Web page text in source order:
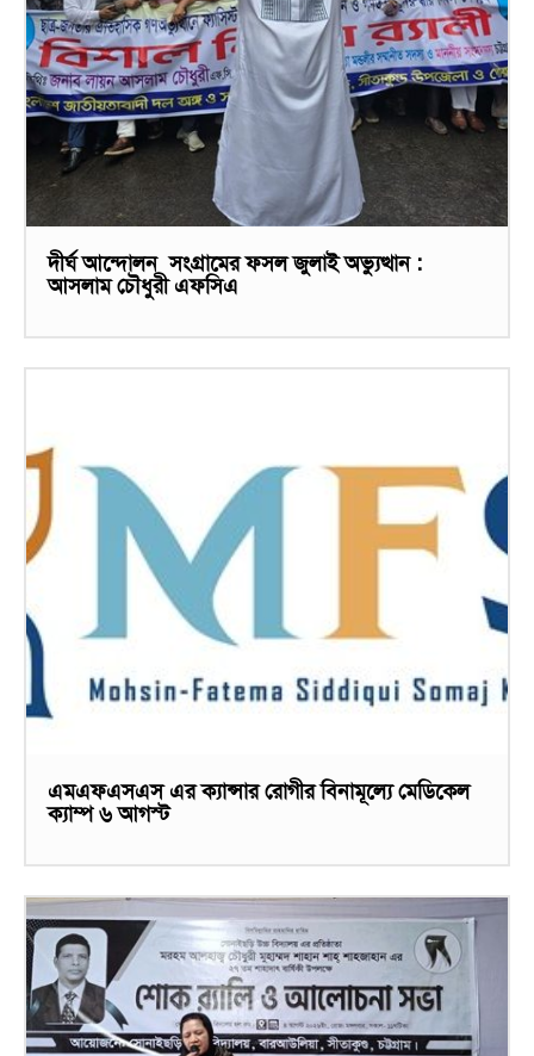
দীর্ঘ আন্দোলন সংগ্রামের ফসল জুলাই অভ্যুত্থান :
আসলাম চৌধুরী এফসিএ
এমএফএসএস এর ক্যান্সার রোগীর বিনামূল্যে মেডিকেল
ক্যাম্প ৬ আগস্ট